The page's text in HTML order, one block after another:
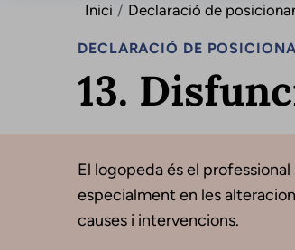
Inici Declaració de
DECLARACIÓ DE
13.
El logopeda és el
especialment en les
causes i intervencions.